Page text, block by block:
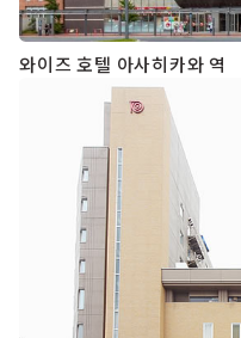
와이즈 호텔 아사히카와 역